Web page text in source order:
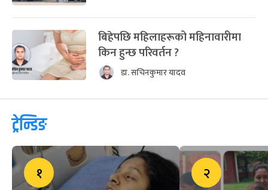
बिहेपछि महिलाहरूको महिनावारीमा
किन हुन्छ परिवर्तन ?
डा. सचिनकुमार यादव
ट्रेन्डिङ
१ २